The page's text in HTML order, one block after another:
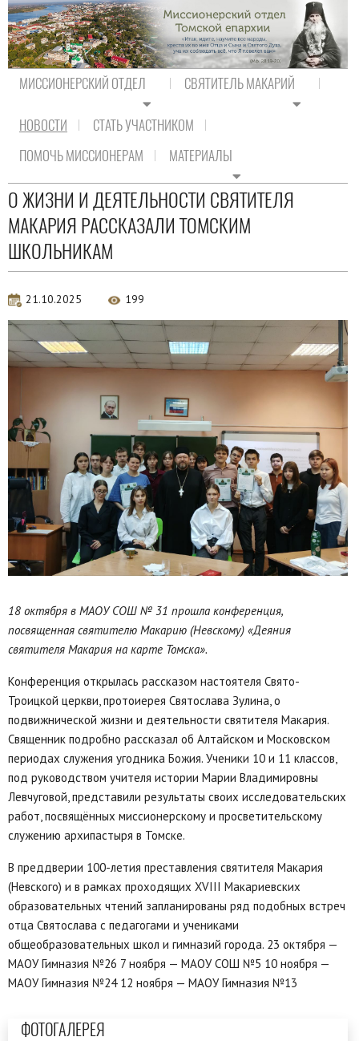
МИССИОНЕРСКИЙ ОТДЕЛ СВЯТИТЕЛЬ МАКАРИЙ
НОВОСТИ
СТАТЬ УЧАСТНИКОМ
ПОМОЧЬ МИССИОНЕРАМ
МАТЕРИАЛЫ
Новости епархии
О ЖИЗНИ И ДЕЯТЕЛЬНОСТИ СВЯТИТЕЛЯ
МАКАРИЯ РАССКАЗАЛИ ТОМСКИМ
ШКОЛЬНИКАМ
21.10.2025 199
18 октября в МАОУ СОШ № 31 прошла конференция,
посвященная святителю Макарию (Невскому) «Деяния
святителя Макария на карте Томска».
Конференция открылась рассказом настоятеля Свято-
Троицкой церкви, протоиерея Святослава Зулина, о
подвижнической жизни и деятельности святителя Макария.
Священник подробно рассказал об Алтайском и Московском
периодах служения угодника Божия. Ученики 10 и 11 классов,
под руководством учителя истории Марии Владимировны
Левчуговой, представили результаты своих исследовательских
работ, посвящённых миссионерскому и просветительскому
служению архипастыря в Томске.
В преддверии 100-летия преставления святителя Макария
(Невского) и в рамках проходящих XVIII Макариевских
образовательных чтений запланированы ряд подобных встреч
отца Святослава с педагогами и учениками
общеобразовательных школ и гимназий города. 23 октября —
МАОУ Гимназия №26 7 ноября — МАОУ СОШ №5 10 ноября —
МАОУ Гимназия №24 12 ноября — МАОУ Гимназия №13
ФОТОГАЛЕРЕЯ